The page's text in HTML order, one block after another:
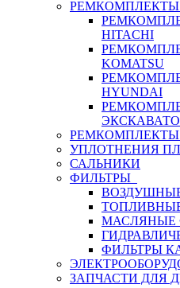
HITACHI
KOMATSU
HYUNDAI
РЕМКОМПЛЕКТЫ
УПЛОТНЕНИЯ
САЛЬНИКИ
ФИЛЬТРЫ
МАСЛЯНЫЕ
ФИЛЬТРЫ
ЗАПЧАСТИ ДЛЯ